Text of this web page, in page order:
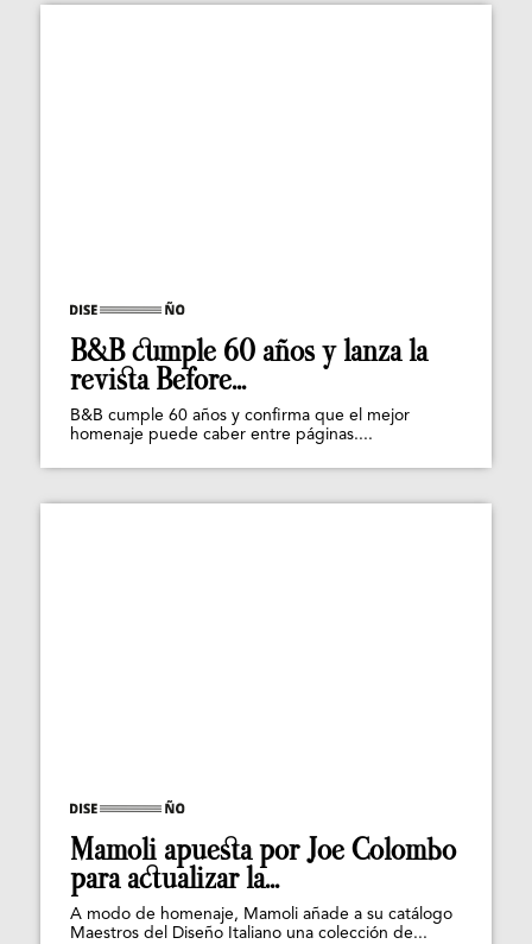
B&B cumple 60 años y lanza la
revista Before...
B&B cumple 60 años y confirma que el mejor
homenaje puede caber entre páginas....
Mamoli apuesta por Joe Colombo
para actualizar la...
A modo de homenaje, Mamoli añade a su catálogo
Maestros del Diseño Italiano una colección de...